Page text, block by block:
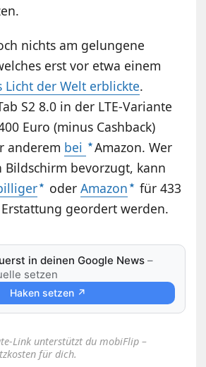
nichts am gelungene
erst vor etwa einem
Licht der Welt erblickte.
S2 8.0 in der LTE-Variante
Euro (minus Cashback)
anderem bei
Amazon. Wer
bevorzugt, kann
oderAmazon
für 433
geordert werden.
in deinen Google News –
setzen
Haken setzen ↗
Link unterstützt du mobiFlip –
für dich.